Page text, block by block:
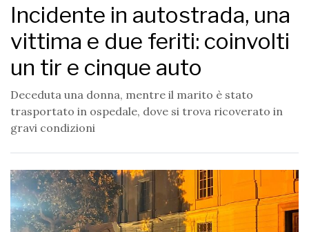
Incidente in autostrada, una
vittima e due feriti: coinvolti
un tir e cinque auto
Deceduta una donna, mentre il marito è stato
trasportato in ospedale, dove si trova ricoverato in
gravi condizioni